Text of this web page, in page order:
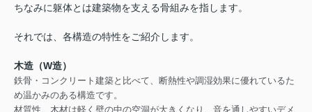
ちなみに躯体とは建築物を支える骨組みを指します。
それでは、各構造の特性をご紹介します。
木造（W造）
鉄骨・コンクリート建築と比べて、断熱性や調湿効果に優れているた
め温かみのある構造です。
材質性、木材は軽く壁の中の空洞が大きくなり、音を通しやすいデメ